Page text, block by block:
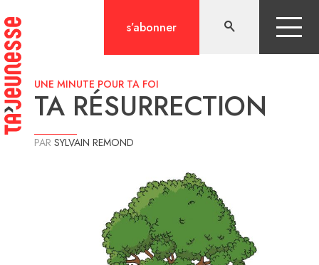
au
contenu
s’abonner
UNE MINUTE POUR TA FOI
TA RÉSURRECTION
PAR SYLVAIN REMOND